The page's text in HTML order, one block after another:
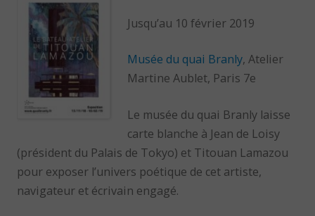
Jusqu’au 10 février 2019
Musée du quai Branly, Atelier
Martine Aublet, Paris 7e
Le musée du quai Branly laisse
carte blanche à Jean de Loisy
(président du Palais de Tokyo) et Titouan Lamazou
pour exposer l’univers poétique de cet artiste,
navigateur et écrivain engagé.